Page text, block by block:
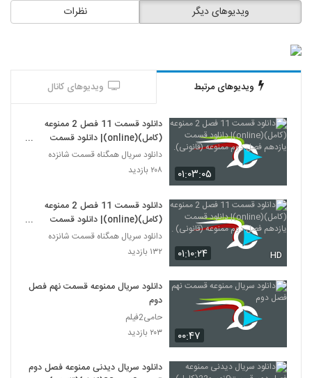
نظرات ویدیوهای دیگر
ویدیوهای مرتبط ویدیوهای کانال
۰۱:۰۳:۰۵
دانلود قسمت 11 فصل 2 ممنوعه
(کامل)(online)| دانلود قسمت
یازدهم فصل دوم ممنوعه (قانونی).
دانلود سریال همگناه قسمت شانزده
۲۰۸ بازدید
۰۱:۱۰:۲۴ HD
دانلود قسمت 11 فصل 2 ممنوعه
(کامل)(online)| دانلود قسمت
یازدهم فصل دوم ممنوعه (قانونی) .
دانلود سریال همگناه قسمت شانزده
۱۳۲ بازدید
۰۰:۴۷
دانلود سریال ممنوعه قسمت نهم فصل
دوم
حامی2فیلم
۲۰۳ بازدید
دانلود سریال دیدنی ممنوعه فصل دوم